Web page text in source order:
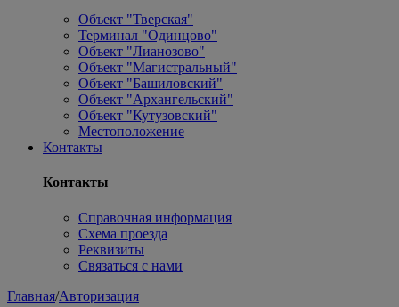
Объект "Тверская"
Терминал "Одинцово"
Объект "Лианозово"
Объект "Магистральный"
Объект "Башиловский"
Объект "Архангельский"
Объект "Кутузовский"
Местоположение
Контакты
Контакты
Справочная информация
Схема проезда
Реквизиты
Связаться с нами
Главная/Авторизация